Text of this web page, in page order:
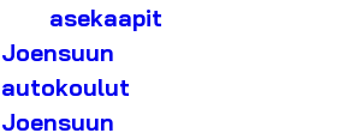
asekaapit
Joensuun
autokoulut
Joensuun